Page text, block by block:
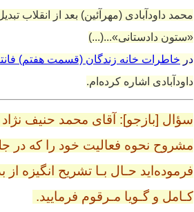
محمد داود‌آبادی (مهرآئین) بعد از انقلاب
«ستون دادستانی»...(...)
در خاطرات خانه زندگان (قسمت هفتم)
داودآبادی اشاره کرده‌ام.
سؤال [بازجو]: آقای محمد حنیف
مشروح نحوه فعالیت خود را که در
فرموده‌اید حـال بـا تشریح انگیزه
کـامل و گـویا مـرقوم فرمایید.